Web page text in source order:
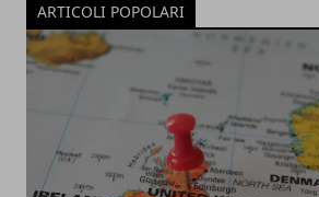
ARTICOLI POPOLARI